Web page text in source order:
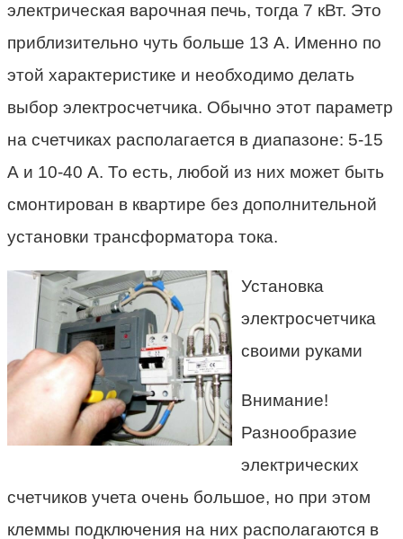
электрическая варочная печь, тогда 7 кВт. Это
приблизительно чуть больше 13 А. Именно по
этой характеристике и необходимо делать
выбор электросчетчика. Обычно этот параметр
на счетчиках располагается в диапазоне: 5-15
А и 10-40 А. То есть, любой из них может быть
смонтирован в квартире без дополнительной
установки трансформатора тока.
Установка
электросчетчика
своими руками
Внимание!
Разнообразие
электрических
счетчиков учета очень большое, но при этом
клеммы подключения на них располагаются в